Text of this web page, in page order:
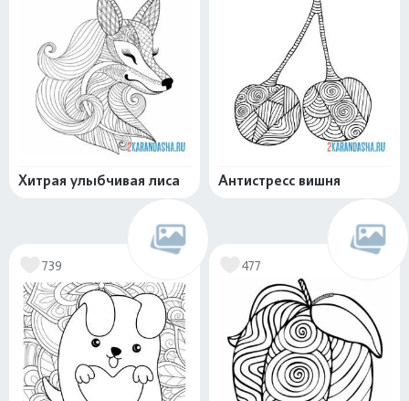
Хитрая улыбчивая лиса Антистресс вишня
739 477